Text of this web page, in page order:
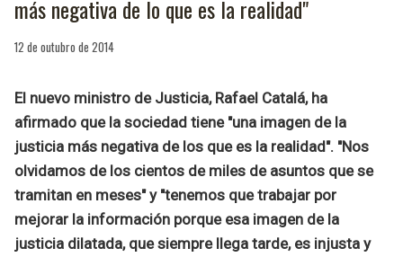
más negativa de lo que es la realidad"
12 de outubro de 2014
El nuevo ministro de Justicia, Rafael Catalá, ha
afirmado que la sociedad tiene "una imagen de la
justicia más negativa de los que es la realidad". "Nos
olvidamos de los cientos de miles de asuntos que se
tramitan en meses" y "tenemos que trabajar por
mejorar la información porque esa imagen de la
justicia dilatada, que siempre llega tarde, es injusta y